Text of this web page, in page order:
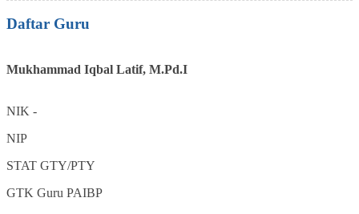
Daftar Guru
Mukhammad Iqbal Latif, M.Pd.I
NIK -
NIP
STAT GTY/PTY
GTK Guru PAIBP